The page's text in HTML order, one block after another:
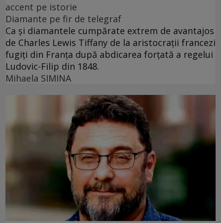
accent pe istorie
Diamante pe fir de telegraf
Ca și diamantele cumpărate extrem de avantajos
de Charles Lewis Tiffany de la aristocrații francezi
fugiți din Franța după abdicarea forțată a regelui
Ludovic-Filip din 1848.
Mihaela SIMINA